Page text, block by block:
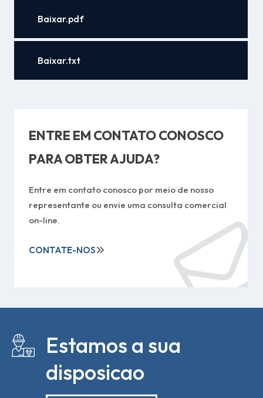
Baixar.pdf
Baixar.txt
ENTRE EM CONTATO CONOSCO
PARA OBTER AJUDA?
Entre em contato conosco por meio de nosso
representante ou envie uma consulta comercial
on-line.
CONTATE-NOS
Estamos a sua
disposicao